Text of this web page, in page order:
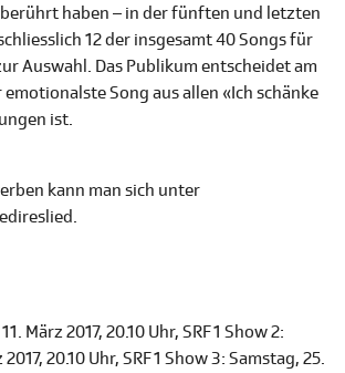
haben – in der fünften und letzten
12 der insgesamt 40 Songs für
Auswahl. Das Publikum entscheidet am
emotionalste Song aus allen «Ich schänke
ist.
kann man sich unter
März 2017, 20.10 Uhr, SRF 1 Show 2:
20.10 Uhr, SRF 1 Show 3: Samstag, 25.